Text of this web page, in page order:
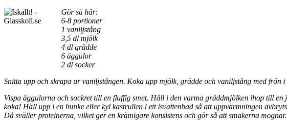
Gör så här:
6-8 portioner
1 vaniljstång
3,5 dl mjölk
4 dl grädde
6 äggulor
2 dl socker
Snitta upp och skrapa ur vaniljstången. Koka upp mjölk, grädde och vaniljstång med frön
Vispa äggulorna och sockret till en fluffig smet. Häll i den varma gräddmjölken ihop till
koka! Häll upp i en bunke eller kyl kastrullen i ett isvattenbad så att uppvärmningen
Då sväller proteinerna, vilket ger en krämigare konsistens och gör så att smakerna mognar.